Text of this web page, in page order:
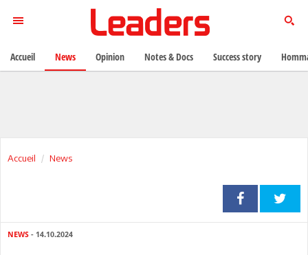
Accueil News
NEWS - 14.10.2024
Accueil News Opinion Notes & Docs Success story